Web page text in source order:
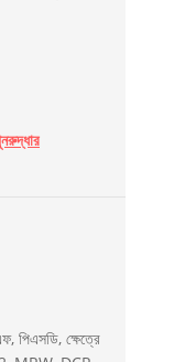
পিএসডি, ক্ষেত্রে